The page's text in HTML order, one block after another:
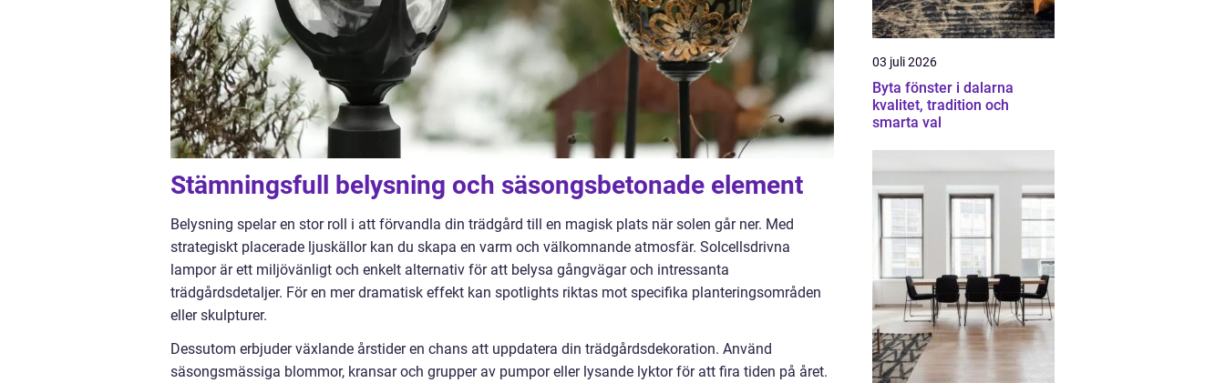
Stämningsfull belysning och säsongsbetonade element
Belysning spelar en stor roll i att förvandla din trädgård till en magisk plats när solen går ner. Med
strategiskt placerade ljuskällor kan du skapa en varm och välkomnande atmosfär. Solcellsdrivna
lampor är ett miljövänligt och enkelt alternativ för att belysa gångvägar och intressanta
trädgårdsdetaljer. För en mer dramatisk effekt kan spotlights riktas mot specifika planteringsområden
eller skulpturer.
Dessutom erbjuder växlande årstider en chans att uppdatera din trädgårdsdekoration. Använd
säsongsmässiga blommor, kransar och grupper av pumpor eller lysande lyktor för att fira tiden på året.
03 juli 2026
Byta fönster i dalarna
kvalitet, tradition och
smarta val